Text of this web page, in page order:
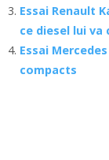
Essai Renault
ce diesel lui va
Essai
compacts